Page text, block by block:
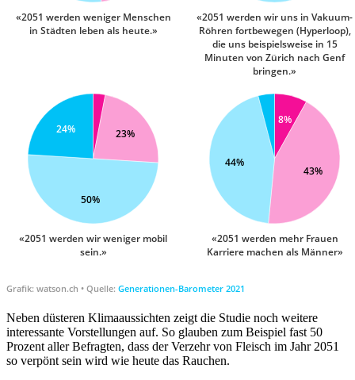
Neben düsteren Klimaaussichten zeigt die Studie noch weitere
interessante Vorstellungen auf. So glauben zum Beispiel fast 50
Prozent aller Befragten, dass der Verzehr von Fleisch im Jahr 2051
so verpönt sein wird wie heute das Rauchen.